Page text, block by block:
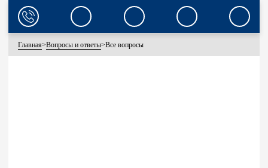
Главная>Вопросы и ответы>Все вопросы